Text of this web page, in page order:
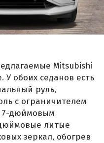
Mitsubishi
У обоих седанов есть
руль,
с ограничителем
7-дюймовым
литые
зеркал, обогрев